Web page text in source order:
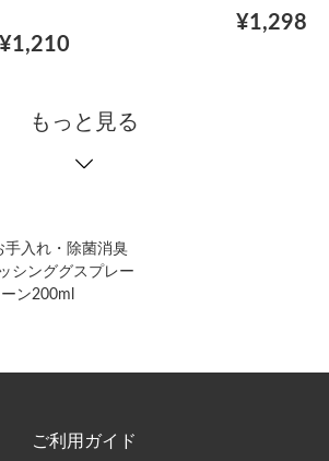
¥1,210
¥1,298
もっと見る
手入れ・除菌消臭
シンググスプレー
ン200ml
ご利用ガイド